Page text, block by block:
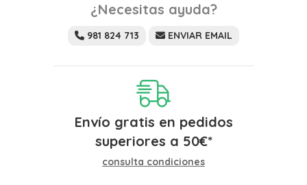
¿Necesitas ayuda?
981 824 713 ENVIAR EMAIL
Envío gratis en pedidos
superiores a 50€*
consulta condiciones